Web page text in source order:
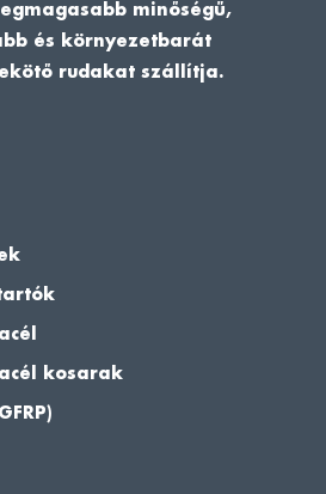
minőségű,
és környezetbarát
rudakat szállítja.
kosarak